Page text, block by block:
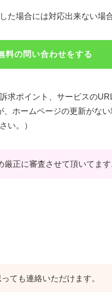
た場合には対応出来ない場
料の問い合わせをする
求ポイント、サービスの
ホームページの更新がな
い。）
正に審査させて頂いてます
ても連絡いただけます。